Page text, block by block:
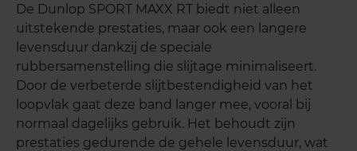
De Dunlop SPORT MAXX RT biedt niet alleen
uitstekende prestaties, maar ook een langere
levensduur dankzij de speciale
rubbersamenstelling die slijtage minimaliseert.
Door de verbeterde slijtbestendigheid van het
loopvlak gaat deze band langer mee, vooral bij
normaal dagelijks gebruik. Het behoudt zijn
prestaties gedurende de gehele levensduur, wat